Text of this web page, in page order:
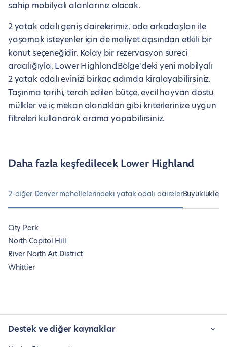
sahip mobilyalı alanlarınız olacak.
2 yatak odalı geniş dairelerimiz, oda arkadaşları ile
yaşamak isteyenler için de maliyet açısından etkili bir
konut seçeneğidir. Kolay bir rezervasyon süreci
aracılığıyla, Lower HighlandBölge'deki yeni mobilyalı
2 yatak odalı evinizi birkaç adımda kiralayabilirsiniz.
Taşınma tarihi, tercih edilen bütçe, evcil hayvan dostu
mülkler ve iç mekan olanakları gibi kriterlerinize uygun
filtreleri kullanarak arama yapabilirsiniz.
Daha fazla keşfedilecek Lower Highland
2-diğer Denver mahallelerindeki yatak odalı daireler
City Park
North Capitol Hill
River North Art District
Whittier
Destek ve diğer kaynaklar